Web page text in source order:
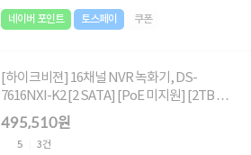
네이버 포인트 토스페이 쿠폰
[하이크비젼] 16채널 NVR 녹화기, DS-
7616NXI-K2 [2 SATA] [PoE 미지원] [2TB 하
드포함]
495,510원
5 3건